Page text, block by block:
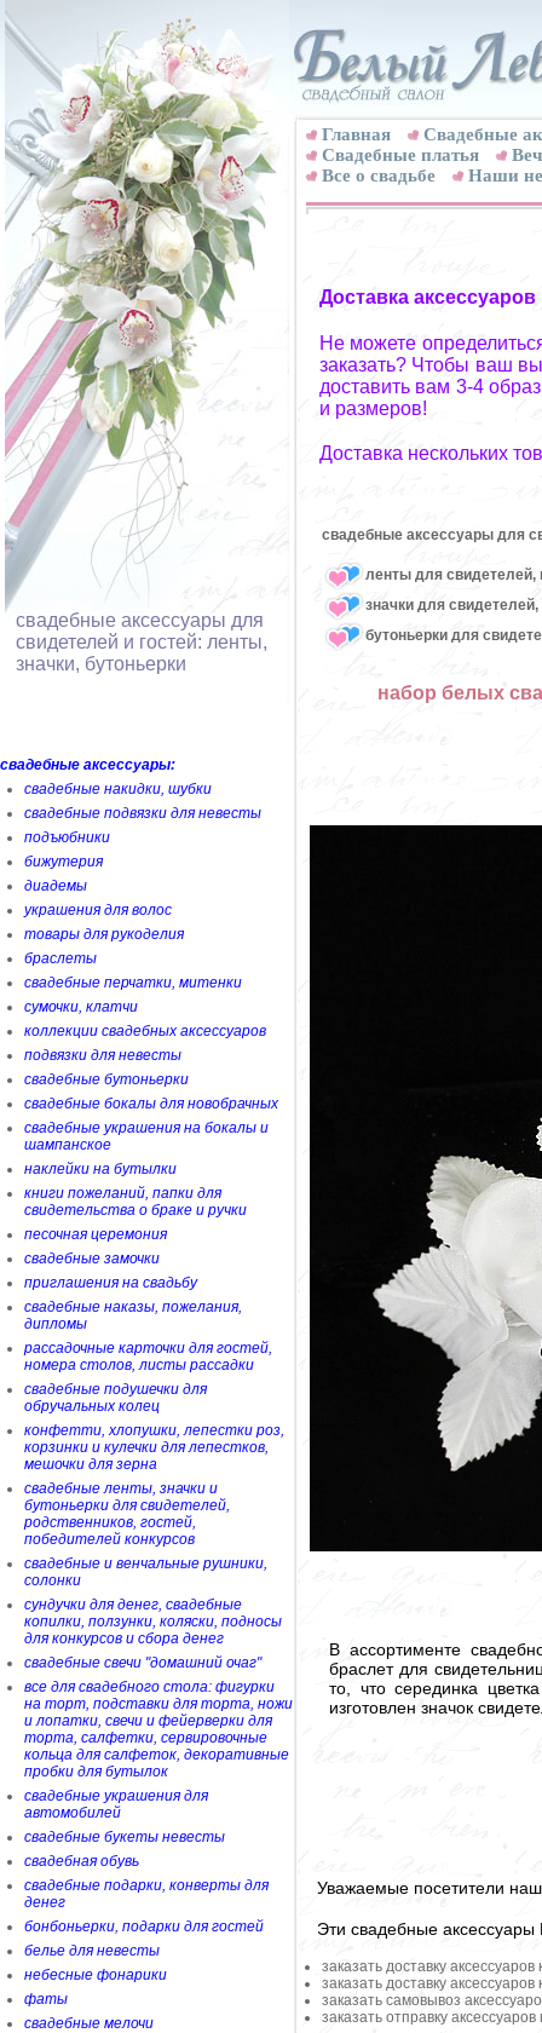
свадебные аксессуары для
свидетелей и гостей: ленты,
значки, бутоньерки
свадебные аксессуары:
свадебные накидки, шубки
свадебные подвязки для невесты
подъюбники
бижутерия
диадемы
украшения для волос
товары для рукоделия
браслеты
свадебные перчатки, митенки
сумочки, клатчи
коллекции свадебных аксессуаров
подвязки для невесты
свадебные бутоньерки
свадебные бокалы для новобрачных
свадебные украшения на бокалы и
шампанское
наклейки на бутылки
книги пожеланий, папки для
свидетельства о браке и ручки
песочная церемония
свадебные замочки
приглашения на свадьбу
свадебные наказы, пожелания,
дипломы
рассадочные карточки для гостей,
номера столов, листы рассадки
свадебные подушечки для
обручальных колец
конфетти, хлопушки, лепестки роз,
корзинки и кулечки для лепестков,
мешочки для зерна
свадебные ленты, значки и
бутоньерки для свидетелей,
родственников, гостей,
победителей конкурсов
свадебные и венчальные рушники,
солонки
сундучки для денег, свадебные
копилки, ползунки, коляски, подносы
для конкурсов и сбора денег
свадебные свечи "домашний очаг"
все для свадебного стола: фигурки
на торт, подставки для торта, ножи
и лопатки, свечи и фейерверки для
торта, салфетки, сервировочные
кольца для салфеток, декоративные
пробки для бутылок
свадебные украшения для
автомобилей
свадебные букеты невесты
свадебная обувь
свадебные подарки, конверты для
денег
бонбоньерки, подарки для гостей
белье для невесты
небесные фонарики
фаты
свадебные мелочи
Главная
Свадебные
Cвадебные платья
Все о свадьбе
Наши
Доставка
Не можете
заказать? Чтобы ваш
доставить вам 3-4
и размеров!
Доставка нескольких
свадебные аксессуары для
ленты для свидетелей,
значки для
бутоньерки для
набор белых
В ассортименте
браслет для
то, что серединка
изготовлен значок
Уважаемые посетители
Эти свадебные
заказать доставку
заказать доставку
заказать самовывоз
заказать отправку